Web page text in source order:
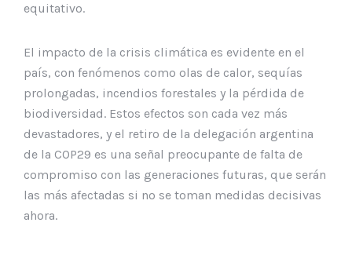
equitativo.
El impacto de la crisis climática es evidente en el
país, con fenómenos como olas de calor, sequías
prolongadas, incendios forestales y la pérdida de
biodiversidad. Estos efectos son cada vez más
devastadores, y el retiro de la delegación argentina
de la COP29 es una señal preocupante de falta de
compromiso con las generaciones futuras, que serán
las más afectadas si no se toman medidas decisivas
ahora.